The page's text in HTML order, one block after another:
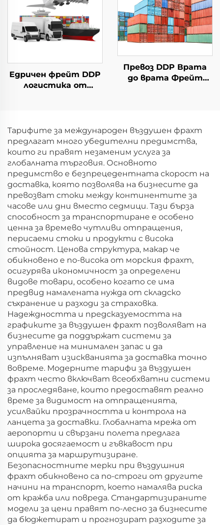
Глобален покупател
Едричен фрейт DDP
логистика от
Франция,
Португалия UPS DHL
Експрес превозен
агент
Превоз DDP Врата
до врата Фрейт
Тарифите за международен въздушен фрахт
предлагат много убедителни предимства,
които ги правят незаменим услуга за
глобалната търговия. Основното
предимство е безпрецедентната скорост на
доставка, която позволява на бизнесите да
превозват стоки между континентите за
часове или дни вместо седмици. Тази бърза
способност за транспортиране е особено
ценна за времево чутливи отпращения,
перисаеми стоки и продукти с висока
стойност. Ценова структура, макар че
обикновено е по-висока от морския фрахт,
осигурява икономичност за определени
видове товари, особено когато се има
предвид намалената нужда от складско
съхранение и разходи за страховка.
Надеждността и предсказуемостта на
графиките за въздушен фрахт позволяват на
бизнесите да поддържат системи за
управление на минимален запас и да
изпълняват изискванията за доставка точно
вовреме. Модерните тарифи за въздушен
фрахт често включват всеобхватни системи
за проследяване, които предоставят реално
време за видимост на отпращенията,
усилвайки прозрачността и контрола на
ланцета за доставки. Глобалната мрежа от
аеропорти и свързани полета предлага
широка досягаемост и гъвкавост при
опцията за маршрутизиране.
Безопасностните мерки при въздушния
фрахт обикновено са по-строги от другите
начини на транспорт, което намалява риска
от кражба или повреда. Стандартизираните
модели за цени правят по-лесно за бизнесите
да бюджетират и прогнозират разходите за